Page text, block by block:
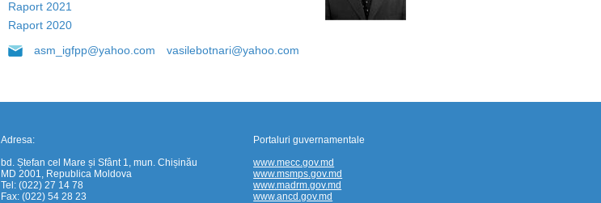
Raport 2021
Raport 2020
asm_igfpp@yahoo.com vasilebotnari@yahoo.com
Adresa:
bd. Ștefan cel Mare și Sfânt 1, mun. Chișinău
MD 2001, Republica Moldova
Tel: (022) 27 14 78
Fax: (022) 54 28 23
https://propletenie.ru/
Portaluri guvernamentale
www.mecc.gov.md
www.msmps.gov.md
www.madrm.gov.md
www.ancd.gov.md